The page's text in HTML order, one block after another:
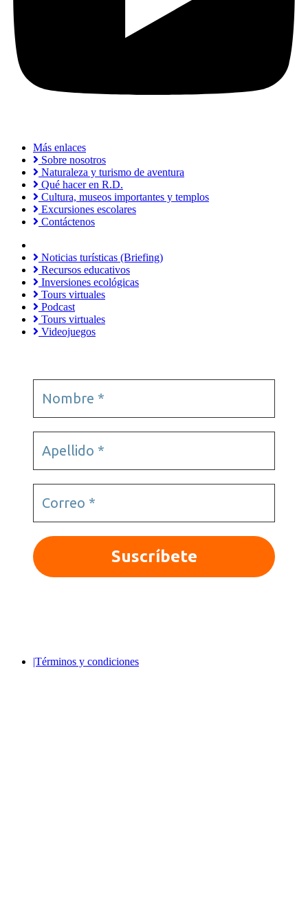
Más enlaces
Sobre nosotros
Naturaleza y turismo de aventura
Qué hacer en R.D.
Cultura, museos importantes y templos
Excursiones escolares
Contáctenos
Noticias turísticas (Briefing)
Recursos educativos
Inversiones ecológicas
Tours virtuales
Podcast
Tours virtuales
Videojuegos
|Términos y condiciones